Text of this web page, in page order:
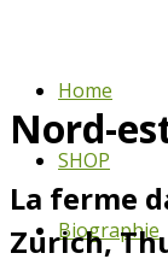
Home
SHOP
Biographie
Nord-
La ferme
Zurich,